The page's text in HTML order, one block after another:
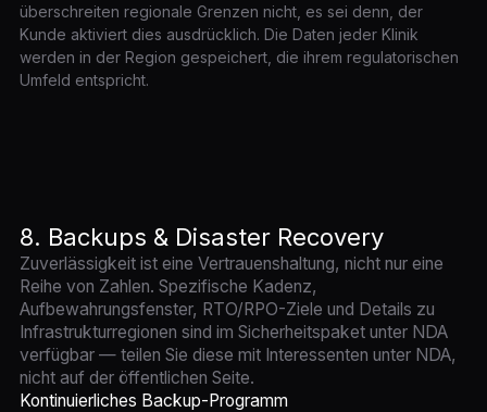
überschreiten regionale Grenzen nicht, es sei denn, der
Kunde aktiviert dies ausdrücklich. Die Daten jeder Klinik
werden in der Region gespeichert, die ihrem regulatorischen
Umfeld entspricht.
8. Backups & Disaster Recovery
Zuverlässigkeit ist eine Vertrauenshaltung, nicht nur eine
Reihe von Zahlen. Spezifische Kadenz,
Aufbewahrungsfenster, RTO/RPO-Ziele und Details zu
Infrastrukturregionen sind im Sicherheitspaket unter NDA
verfügbar — teilen Sie diese mit Interessenten unter NDA,
nicht auf der öffentlichen Seite.
Kontinuierliches Backup-Programm